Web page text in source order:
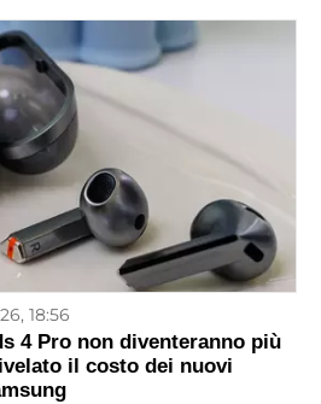
18:56
4 Pro non diventeranno più
il costo dei nuovi